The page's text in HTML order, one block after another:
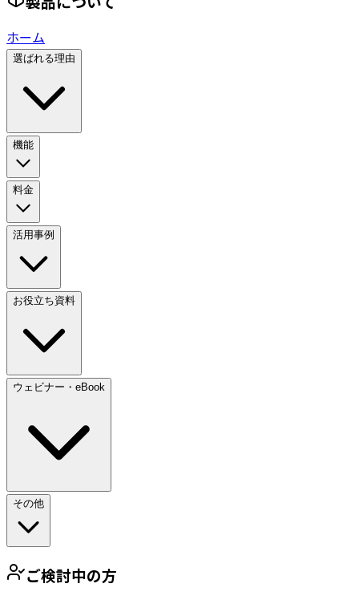
ホーム
選ばれる理由
機能
料金
活用事例
お役立ち資料
ウェビナー・eBook
その他
ご検討中の方